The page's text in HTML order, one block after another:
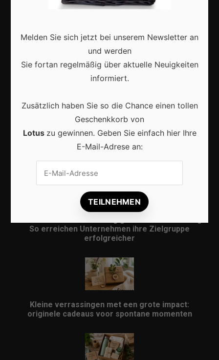
Produkte
Lokale Suchmaschinenoptimierung bleibt der
So erreichen Unternehmen ihre Zielgruppe
erfolgreicher
Kleine verrassingen met een grote impact:
originele cadeaus voor spontane momenten
Melden Sie sich jetzt bei unserem Newsletter an
und werden
Sie fortan regelmäßig über aktuelle Neuigkeiten
informiert.
Zusätzlich haben Sie so die Chance einen tollen
Geschenkkorb von
Lotus zu gewinnen. Geben Sie einfach hier Ihre
E-Mail-Adrese an: